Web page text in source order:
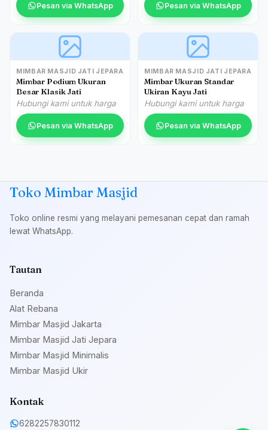
Pesan via WhatsApp Pesan via WhatsApp
MIMBAR MASJID JATI JEPARA
Mimbar Podium Ukuran
Besar Klasik Jati
Hubungi kami untuk harga
Pesan via WhatsApp
MIMBAR MASJID JATI JEPARA
Mimbar Ukuran Standar
Ukiran Kayu Jati
Hubungi kami untuk harga
Pesan via WhatsApp
Toko Mimbar Masjid
Toko online resmi yang melayani pemesanan cepat dan ramah
lewat WhatsApp.
Tautan
Beranda
Alat Rebana
Mimbar Masjid Jakarta
Mimbar Masjid Jati Jepara
Mimbar Masjid Minimalis
Mimbar Masjid Ukir
Kontak
6282257830112